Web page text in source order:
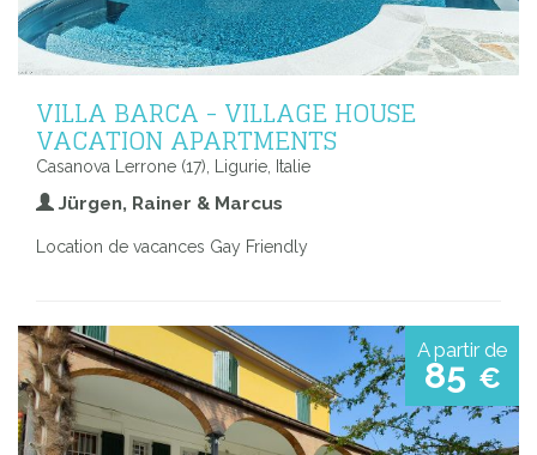
VILLA BARCA - VILLAGE HOUSE
VACATION APARTMENTS
Casanova Lerrone (17), Ligurie, Italie
Jürgen, Rainer & Marcus
Location de vacances Gay Friendly
A partir de
85 €